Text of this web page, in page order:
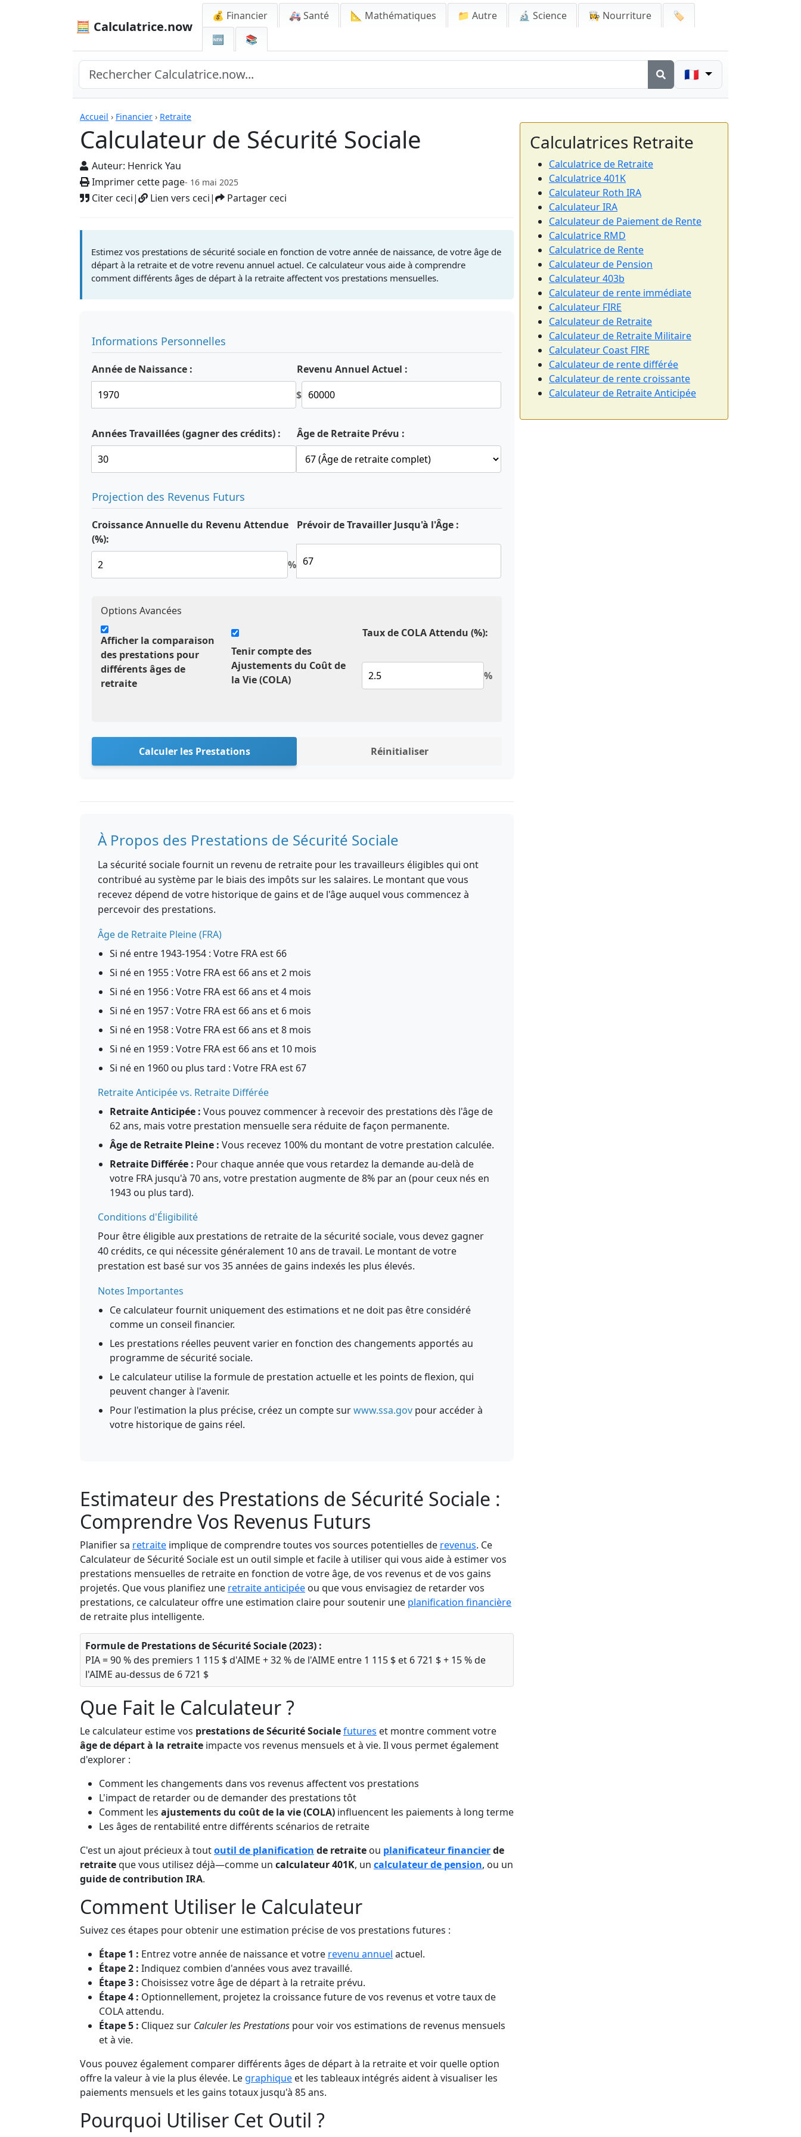
🧮 Calculatrice.now
💰 Financier 🚑 Santé 📐 Mathématiques 📁 Autre 🔬 Science 👩‍🍳 Nourriture
🏷️
🆕
📚
🇫🇷
Accueil › Financier › Retraite
Calculateur de Sécurité Sociale
Auteur: Henrick Yau
Imprimer cette page- 16 mai 2025
Citer ceci| Lien vers ceci| Partager ceci
Calculatrices
Estimez vos prestations de sécurité sociale en fonction de votre année de naissance, de votre âge de
départ à la retraite et de votre revenu annuel actuel. Ce calculateur vous aide à comprendre
comment différents âges de départ à la retraite affectent vos prestations mensuelles.
Informations Personnelles
Année de Naissance :
Revenu Annuel Actuel :
$
Années Travaillées (gagner des crédits) : Âge de Retraite Prévu :
Projection des Revenus Futurs
Croissance Annuelle du Revenu Attendue
(%):
%
Prévoir de Travailler Jusqu'à l'Âge :
Options Avancées
Afficher la comparaison
des prestations pour
différents âges de
retraite
Tenir compte des
Ajustements du Coût de
la Vie (COLA)
Taux de COLA Attendu (%):
%
Calculer les Prestations Réinitialiser
À Propos des Prestations de Sécurité Sociale
La sécurité sociale fournit un revenu de retraite pour les travailleurs éligibles qui ont
contribué au système par le biais des impôts sur les salaires. Le montant que vous
recevez dépend de votre historique de gains et de l'âge auquel vous commencez à
percevoir des prestations.
Âge de Retraite Pleine (FRA)
Si né entre 1943-1954 : Votre FRA est 66
Si né en 1955 : Votre FRA est 66 ans et 2 mois
Si né en 1956 : Votre FRA est 66 ans et 4 mois
Si né en 1957 : Votre FRA est 66 ans et 6 mois
Si né en 1958 : Votre FRA est 66 ans et 8 mois
Si né en 1959 : Votre FRA est 66 ans et 10 mois
Si né en 1960 ou plus tard : Votre FRA est 67
Retraite Anticipée vs. Retraite Différée
Retraite Anticipée : Vous pouvez commencer à recevoir des prestations dès l'âge de
62 ans, mais votre prestation mensuelle sera réduite de façon permanente.
Âge de Retraite Pleine : Vous recevez 100% du montant de votre prestation calculée.
Retraite Différée : Pour chaque année que vous retardez la demande au-delà de
votre FRA jusqu'à 70 ans, votre prestation augmente de 8% par an (pour ceux nés en
1943 ou plus tard).
Conditions d'Éligibilité
Pour être éligible aux prestations de retraite de la sécurité sociale, vous devez gagner
40 crédits, ce qui nécessite généralement 10 ans de travail. Le montant de votre
prestation est basé sur vos 35 années de gains indexés les plus élevés.
Notes Importantes
Ce calculateur fournit uniquement des estimations et ne doit pas être considéré
comme un conseil financier.
Les prestations réelles peuvent varier en fonction des changements apportés au
programme de sécurité sociale.
Le calculateur utilise la formule de prestation actuelle et les points de flexion, qui
peuvent changer à l'avenir.
Pour l'estimation la plus précise, créez un compte surwww.ssa.gov pour accéder à
votre historique de gains réel.
Estimateur des Prestations de Sécurité Sociale :
Comprendre Vos Revenus Futurs
Planifier sa retraite implique de comprendre toutes vos sources potentielles de revenus. Ce
Calculateur de Sécurité Sociale est un outil simple et facile à utiliser qui vous aide à estimer vos
prestations mensuelles de retraite en fonction de votre âge, de vos revenus et de vos gains
projetés. Que vous planifiez une retraite anticipée ou que vous envisagiez de retarder vos
prestations, ce calculateur offre une estimation claire pour soutenir une planification financière
de retraite plus intelligente.
Formule de Prestations de Sécurité Sociale (2023) :
PIA = 90 % des premiers 1 115 $ d'AIME + 32 % de l'AIME entre 1 115 $ et 6 721 $ + 15 % de
l'AIME au-dessus de 6 721 $
Que Fait le Calculateur ?
Le calculateur estime vos prestations de Sécurité Socialefutures et montre comment votre
âge de départ à la retraite impacte vos revenus mensuels et à vie. Il vous permet également
d'explorer :
Comment les changements dans vos revenus affectent vos prestations
L'impact de retarder ou de demander des prestations tôt
Comment les ajustements du coût de la vie (COLA) influencent les paiements à long terme
Les âges de rentabilité entre différents scénarios de retraite
C'est un ajout précieux à toutoutil de planification de retraite ou planificateur financierde
retraiteque vous utilisez déjà—comme un calculateur 401K, un calculateur de pension, ou un
guide de contribution IRA.
Comment Utiliser le Calculateur
Suivez ces étapes pour obtenir une estimation précise de vos prestations futures :
Étape 1 : Entrez votre année de naissance et votre revenu annuel actuel.
Étape 2 : Indiquez combien d'années vous avez travaillé.
Étape 3 : Choisissez votre âge de départ à la retraite prévu.
Étape 4 : Optionnellement, projetez la croissance future de vos revenus et votre taux de
COLA attendu.
Étape 5 : Cliquez sur Calculer les Prestations pour voir vos estimations de revenus mensuels
et à vie.
Vous pouvez également comparer différents âges de départ à la retraite et voir quelle option
offre la valeur à vie la plus élevée. Le graphique et les tableaux intégrés aident à visualiser les
paiements mensuels et les gains totaux jusqu'à 85 ans.
Pourquoi Utiliser Cet Outil ?
Calculatrices Retraite
Calculatrice de Retraite
Calculatrice 401K
Calculateur Roth IRA
Calculateur IRA
Calculateur de Paiement de Rente
Calculatrice RMD
Calculatrice de Rente
Calculateur de Pension
Calculateur 403b
Calculateur de rente immédiate
Calculateur FIRE
Calculateur de Retraite
Calculateur de Retraite Militaire
Calculateur Coast FIRE
Calculateur de rente différée
Calculateur de rente croissante
Calculateur de Retraite Anticipée